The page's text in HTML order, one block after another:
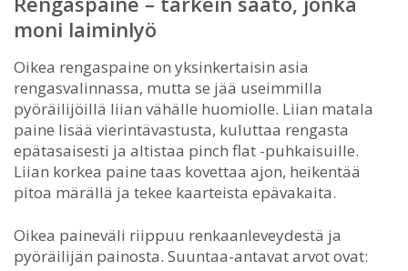
moni laiminlyö
Oikea rengaspaine on yksinkertaisin asia
rengasvalinnassa, mutta se jää useimmilla
pyöräilijöillä liian vähälle huomiolle. Liian matala
paine lisää vierintävastusta, kuluttaa rengasta
epätasaisesti ja altistaa pinch flat -puhkaisuille.
Liian korkea paine taas kovettaa ajon, heikentää
pitoa märällä ja tekee kaarteista epävakaita.
Oikea paineväli riippuu renkaanleveydestä ja
pyöräilijän painosta. Suuntaa-antavat arvot ovat: